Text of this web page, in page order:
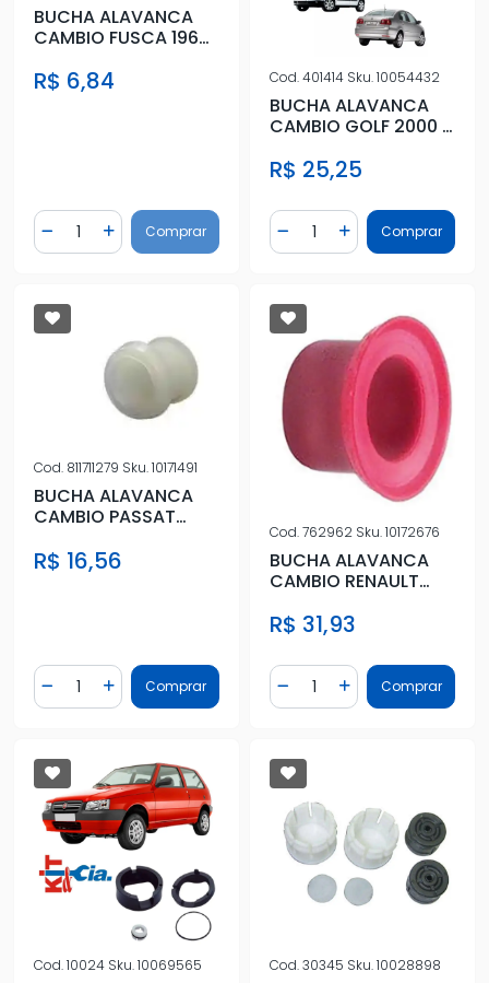
BUCHA ALAVANCA
CAMBIO FUSCA 1967
R$ 6,84
Diminuir Quantidade
Quantidade
Adicionar Quantidade
Comprar
Cod.401414 Sku.10054432
BUCHA ALAVANCA
CAMBIO GOLF 2000 A
R$ 25,25
Diminuir Quantidade
Quantidade
AdicionarComprar
Cod. 811711279 Sku.10171491
BUCHA ALAVANCA
CAMBIO PASSAT
R$ 16,56
Diminuir Quantidade
Quantidade
Adicionar Quantidade
Comprar
Cod.762962 Sku.10172676
BUCHA ALAVANCA
CAMBIO RENAULT
R$ 31,93
Diminuir Quantidade
Quantidade
AdicionarComprar
Cod.10024 Sku.10069565 Cod.30345 Sku.10028898